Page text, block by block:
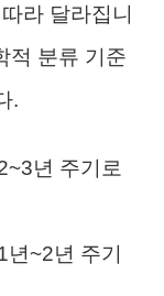
라 달라집니
적 분류 기준
.
년 주기로
년~2년 주기